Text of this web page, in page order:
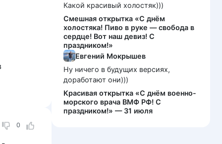
0
Какой красивый холостяк)))
Смешная открытка «С днём
холостяка! Пиво в руке — свобода в
сердце! Вот наш девиз! С
праздником!»
Евгений Мокрышев
Ну ничего в будущих версиях,
доработают они)))
Красивая открытка «С днём военно-
морского врача ВМФ РФ! С
праздником!» — 31 июля